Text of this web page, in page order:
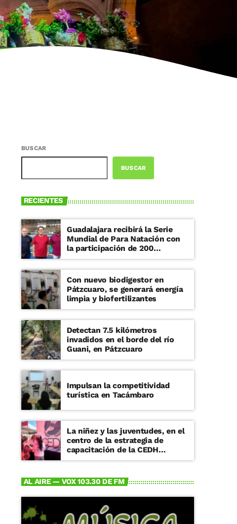
BUSCAR
BUSCAR
RECIENTES
Guadalajara recibirá la Serie
Mundial de Para Natación con
la participación de 200
deportistas
Con nuevo biodigestor en
Pátzcuaro, se generará energía
limpia y biofertilizantes
Detectan 7.5 kilómetros
invadidos en el borde del río
Guani, en Pátzcuaro
Impulsan la competitividad
turística en Tacámbaro
La niñez y las juventudes, en el
centro de la estrategia de
capacitación de la CEDH
Michoacán
AL AIRE — VOX 103.30 DE FM